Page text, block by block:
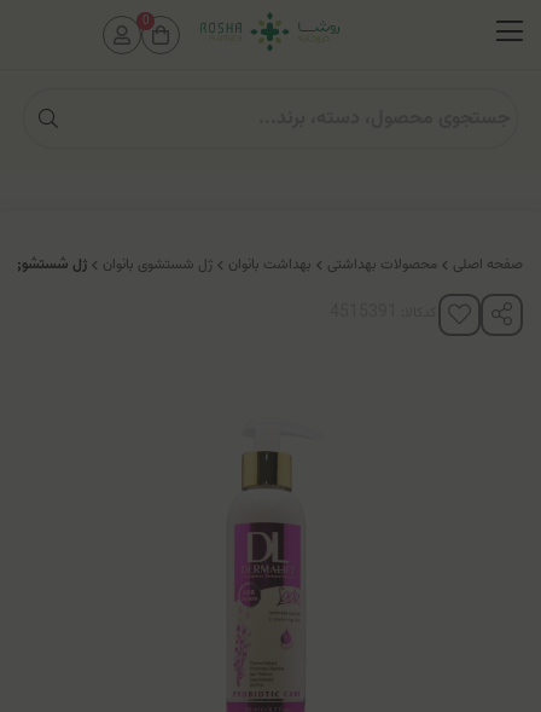
صفحه اصلی محصولات بهداشتی بهداشت بانوان ژل شستشوی بانوان ژل شستشوی
0